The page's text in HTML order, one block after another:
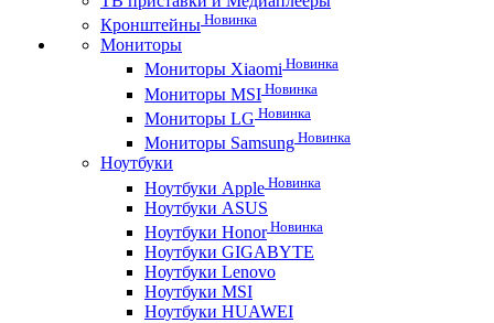
Кронштейны Новинка
Мониторы
Мониторы Xiaomi Новинка
Мониторы MSI Новинка
Мониторы LG Новинка
Мониторы Samsung Новинка
Ноутбуки
Ноутбуки Apple Новинка
Ноутбуки ASUS
Ноутбуки HonorНовинка
Ноутбуки GIGABYTE
Ноутбуки Lenovo
Ноутбуки MSI
Ноутбуки HUAWEI